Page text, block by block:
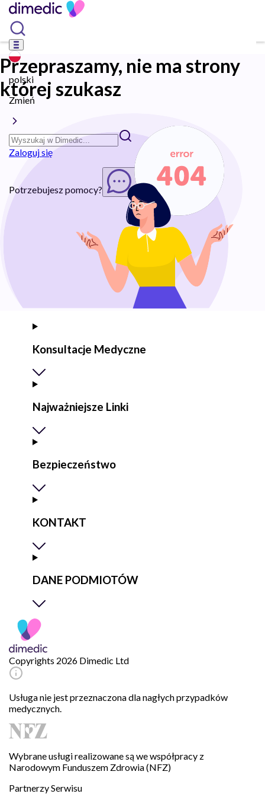
polski
Zmień
Zaloguj się
Potrzebujesz pomocy? Rozpocznij chat
Przepraszamy, nie ma strony
której szukasz
Konsultacje Medyczne
Najważniejsze Linki
Bezpieczeństwo
KONTAKT
DANE PODMIOTÓW
Copyrights 2026 Dimedic Ltd
Usługa nie jest przeznaczona dla nagłych przypadków
medycznych.
Wybrane usługi realizowane są we współpracy z
Narodowym Funduszem Zdrowia (NFZ)
Partnerzy Serwisu